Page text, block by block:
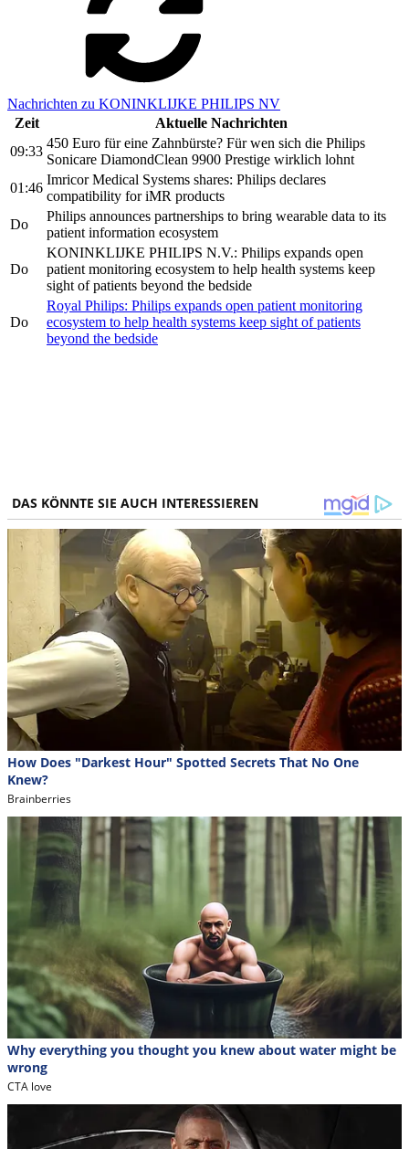
Nachrichten zu KONINKLIJKE PHILIPS NV
Zeit
Aktuelle Nachrichten
09:33
450 Euro für eine Zahnbürste? Für wen sich die Philips
Sonicare DiamondClean 9900 Prestige wirklich lohnt
01:46
Imricor Medical Systems shares: Philips declares
compatibility for iMR products
Do
Philips announces partnerships to bring wearable data to its
patient information ecosystem
Do
KONINKLIJKE PHILIPS N.V.: Philips expands open
patient monitoring ecosystem to help health systems keep
sight of patients beyond the bedside
Do
Royal Philips: Philips expands open patient monitoring
ecosystem to help health systems keep sight of patients
beyond the bedside